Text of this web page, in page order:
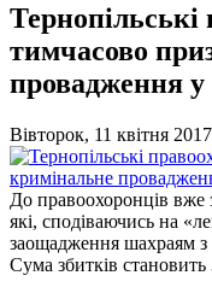
Тернопільські
тимчасово
провадження у
Вівторок, 11 квітня
До правоохоронців вже
які, сподіваючись на
заощадження шахраям з
Сума збитків